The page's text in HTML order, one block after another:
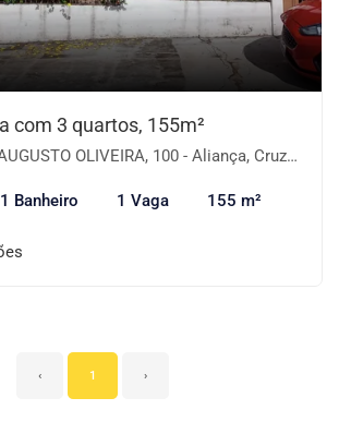
com 3 quartos, 155m²
OLIVEIRA, 100 - Aliança, Cruz Alta-RS
1 Banheiro 1 Vaga 155 m²
‹ 1 ›